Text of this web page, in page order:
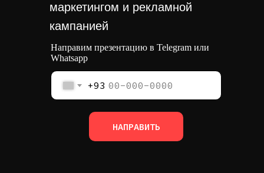
маркетингом и рекламной
кампанией
Направим презентацию в Telegram или
Whatsapp
+93
НАПРАВИТЬ